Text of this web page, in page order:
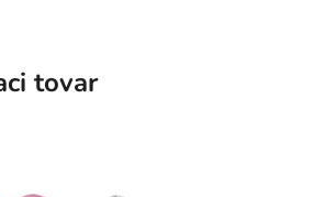
tovar